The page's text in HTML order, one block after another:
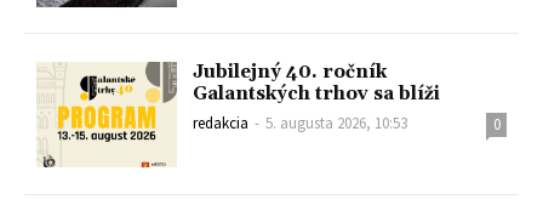
Jubilejný 40. ročník
Galantských trhov sa blíži
redakcia - 5. augusta 2026, 10:53 0